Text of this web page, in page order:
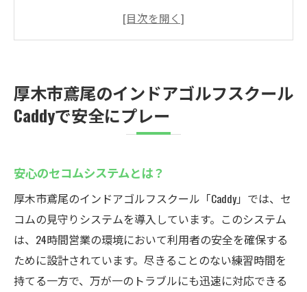
会員専用の暗証番号での入室方法
選ぶ
緊急時のサポート体制について
向上
最新シミュレーション技術の紹介
初心者向けレッスンプログラムの詳細
プロによる技術指導の魅力
インドアゴルフで技術を向上させる方法
24時間練習できるメリット
厚木市鳶尾のインドアゴルフスクール
Caddyで安全にプレー
安心のセコムシステムとは？
厚木市鳶尾のインドアゴルフスクール「Caddy」では、セ
コムの見守りシステムを導入しています。このシステム
は、24時間営業の環境において利用者の安全を確保する
ために設計されています。尽きることのない練習時間を
持てる一方で、万が一のトラブルにも迅速に対応できる